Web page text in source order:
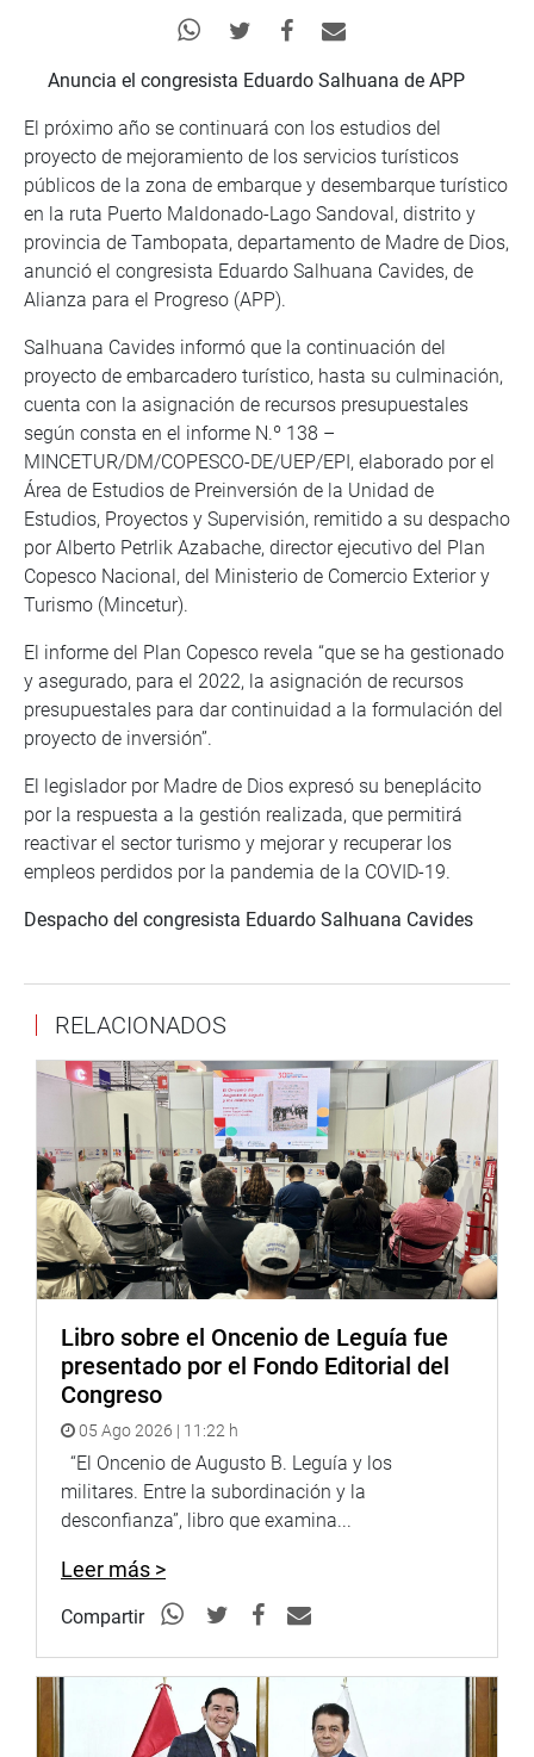
Anuncia el congresista Eduardo Salhuana de APP
El próximo año se continuará con los estudios del
proyecto de mejoramiento de los servicios turísticos
públicos de la zona de embarque y desembarque turístico
en la ruta Puerto Maldonado-Lago Sandoval, distrito y
provincia de Tambopata, departamento de Madre de Dios,
anunció el congresista Eduardo Salhuana Cavides, de
Alianza para el Progreso (APP).
Salhuana Cavides informó que la continuación del
proyecto de embarcadero turístico, hasta su culminación,
cuenta con la asignación de recursos presupuestales
según consta en el informe N.º 138 –
MINCETUR/DM/COPESCO-DE/UEP/EPI, elaborado por el
Área de Estudios de Preinversión de la Unidad de
Estudios, Proyectos y Supervisión, remitido a su despacho
por Alberto Petrlik Azabache, director ejecutivo del Plan
Copesco Nacional, del Ministerio de Comercio Exterior y
Turismo (Mincetur).
El informe del Plan Copesco revela “que se ha gestionado
y asegurado, para el 2022, la asignación de recursos
presupuestales para dar continuidad a la formulación del
proyecto de inversión”.
El legislador por Madre de Dios expresó su beneplácito
por la respuesta a la gestión realizada, que permitirá
reactivar el sector turismo y mejorar y recuperar los
empleos perdidos por la pandemia de la COVID-19.
Despacho del congresista Eduardo Salhuana Cavides
RELACIONADOS
Libro sobre el Oncenio de Leguía fue
presentado por el Fondo Editorial del
Congreso
05 Ago 2026 | 11:22 h
“El Oncenio de Augusto B. Leguía y los
militares. Entre la subordinación y la
desconfianza”, libro que examina...
Leer más >
Compartir